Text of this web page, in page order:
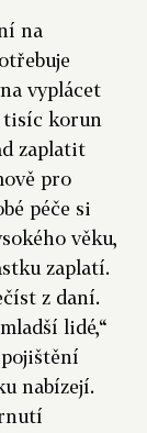
na
vyplácet
tisíc korun
zaplatit
pro
péče si
věku,
zaplatí.
z daní.
lidé,“
nabízejí.